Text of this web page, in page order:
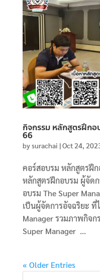
กิจกรรม หลักสูตรฝึกอ
66
bysurachai |Oct 24,
คอร์สอบรม หลักสูตรฝึก
หลักสูตรฝึกอบรม ผู้จัด
อบรม The Super
เป็นผู้จัดการอัจฉริยะ
Manager รวมภาพกิจ
Super Manager ...
« Older Entries